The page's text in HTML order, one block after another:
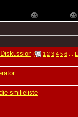
( 1 2 3 4 5 6
:::...
smilieliste